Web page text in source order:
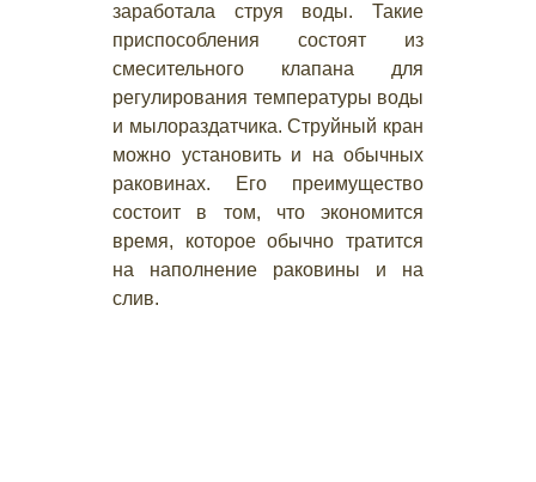
заработала струя воды. Такие
приспособления состоят из
смесительного клапана для
регулирования температуры воды
и мылораздатчика. Струйный кран
можно установить и на обычных
раковинах. Его преимущество
состоит в том, что экономится
время, которое обычно тратится
на наполнение раковины и на
слив.